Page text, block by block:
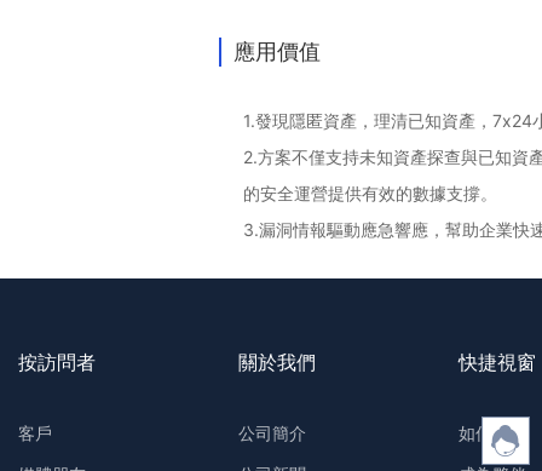
應用價值
1.發現隱匿資產，理清已知資產， 7x24
2.方案不僅支持未知資產探查與已知資
的安全運營提供有效的數據支撐。
3.漏洞情報驅動應急響應，幫助企業快
按訪問者
客戶
關於我們
公司簡介
快捷視窗
如何購買